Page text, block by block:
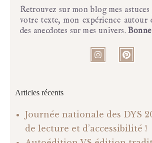
Retrouvez sur mon blog mes
votre texte, mon expérience
des anecdotes sur mes univers.
Articles récents
Journée nationale des DYS
de lecture et d’accessibilité !